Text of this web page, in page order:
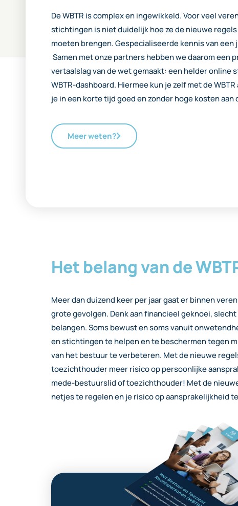
De WBTR is complex en ingewikkeld. Voor veel
stichtingen is niet duidelijk hoe ze de nieuwe
moeten brengen. Gespecialiseerde kennis van een
Samen met onze partners hebben we daarom een
vertaalslag van de wet gemaakt: een helder online
WBTR-dashboard. Hiermee kun je zelf met de WBTR
je in een korte tijd goed en zonder hoge kosten aan
Meer weten?
Het belang van de
Meer dan duizend keer per jaar gaat er binnen
grote gevolgen. Denk aan financieel geknoei,
belangen. Soms bewust en soms vanuit
en stichtingen te helpen en te beschermen tegen
van het bestuur te verbeteren. Met de nieuwe
toezichthouder meer risico op persoonlijke
mede-bestuurslid of toezichthouder! Met de
netjes te regelenen je risico op aansprakelijkheid